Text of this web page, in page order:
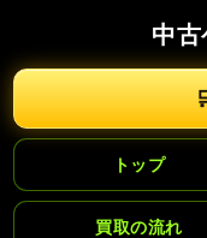
中
トップ
買取の流れ